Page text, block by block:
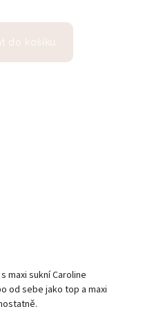
do košíku
maxi sukní Caroline
od sebe jako top a maxi